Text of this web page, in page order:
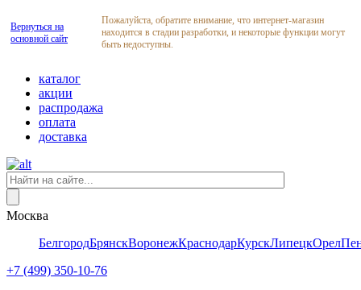
Вернуться на
основной сайт
Пожалуйста, обратите внимание, что интернет-магазин
находится в стадии разработки, и некоторые функции могут
быть недоступны.
каталог
акции
распродажа
оплата
доставка
Москва
БелгородБрянскВоронежКраснодарКурскЛипецкОрел
+7 (499) 350-10-76